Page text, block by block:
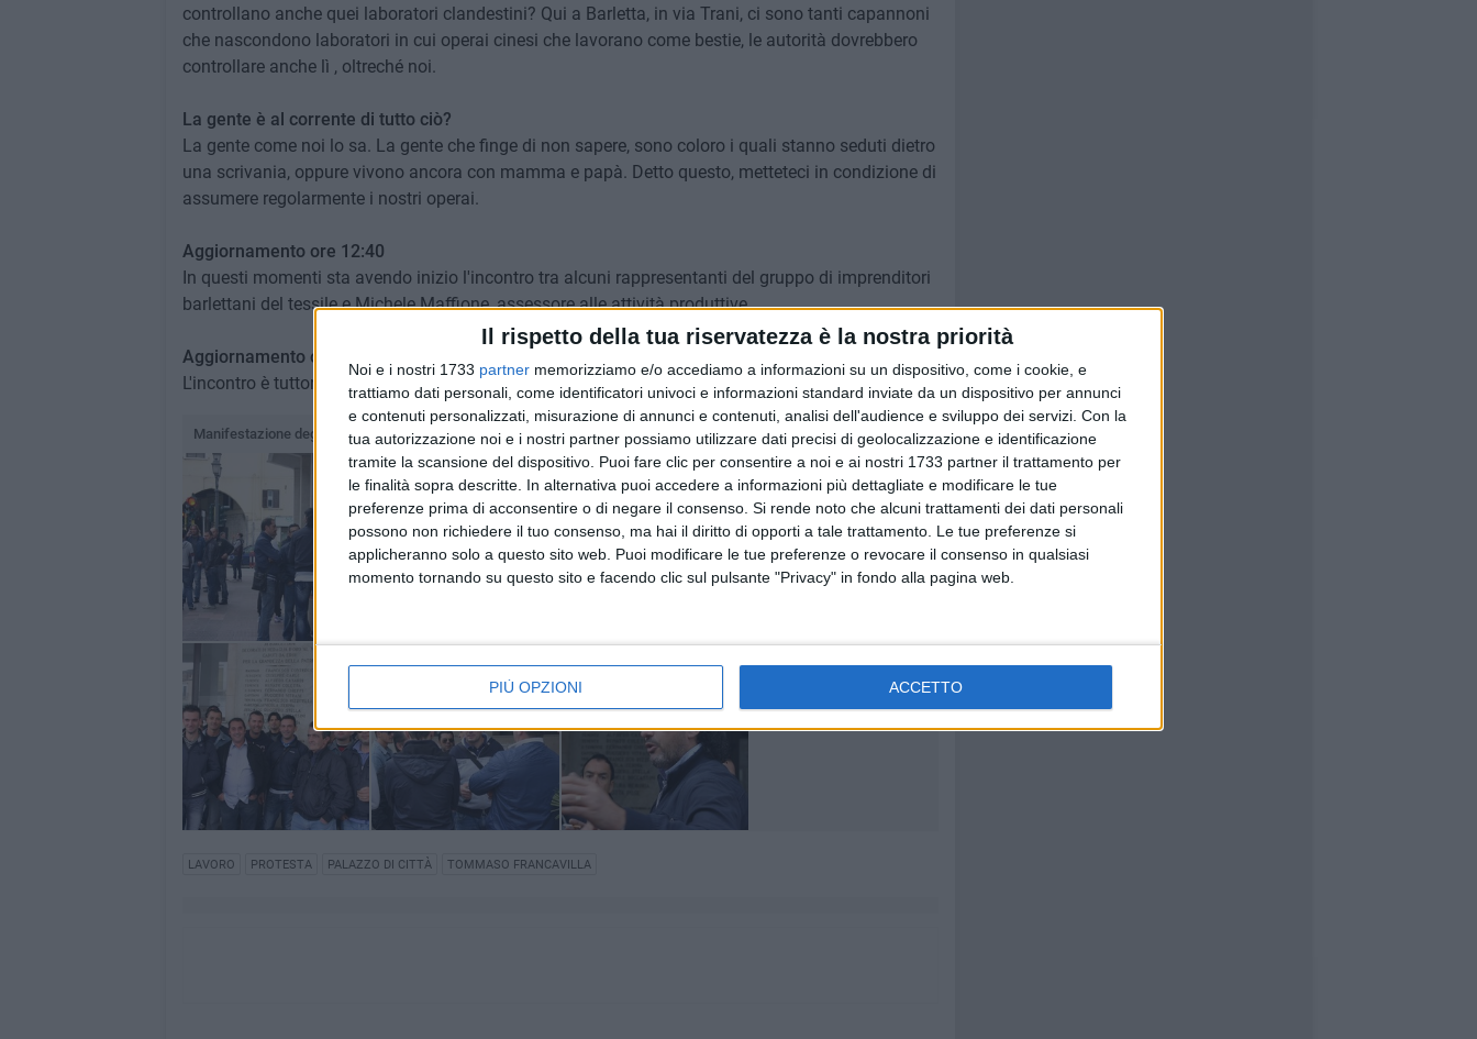
Il rispetto della tua riservatezza è la nostra priorità
Noi e i nostri 1733 partner memorizziamo e/o accediamo a informazioni su un dispositivo, come i cookie, e
trattiamo dati personali, come identificatori univoci e informazioni standard inviate da un dispositivo per annunci
e contenuti personalizzati, misurazione di annunci e contenuti, analisi dell'audience e sviluppo dei servizi. Con la
tua autorizzazione noi e i nostri partner possiamo utilizzare dati precisi di geolocalizzazione e identificazione
tramite la scansione del dispositivo. Puoi fare clic per consentire a noi e ai nostri 1733 partner il trattamento per
le finalità sopra descritte. In alternativa puoi accedere a informazioni più dettagliate e modificare le tue
preferenze prima di acconsentire o di negare il consenso. Si rende noto che alcuni trattamenti dei dati personali
possono non richiedere il tuo consenso, ma hai il diritto di opporti a tale trattamento. Le tue preferenze si
applicheranno solo a questo sito web. Puoi modificare le tue preferenze o revocare il consenso in qualsiasi
momento tornando su questo sito e facendo clic sul pulsante "Privacy" in fondo alla pagina web.
PIÙ OPZIONI ACCETTO
controllano anche quei laboratori clandestini? Qui a Barletta, in via Trani, ci sono tanti capannoni
che nascondono laboratori in cui operai cinesi che lavorano come bestie, le autorità dovrebbero
controllare anche lì , oltreché noi.
La gente è al corrente di tutto ciò?
La gente come noi lo sa. La gente che finge di non sapere, sono coloro i quali stanno seduti dietro
una scrivania, oppure vivono ancora con mamma e papà. Detto questo, metteteci in condizione di
assumere regolarmente i nostri operai.
Aggiornamento ore 12:40
In questi momenti sta avendo inizio l'incontro tra alcuni rappresentanti del gruppo di imprenditori
barlettani del tessile e Michele Maffione, assessore alle attività produttive.
Aggiornamento ore 13:20
L'incontro è tuttora in corso. Tanta attesa negli imprenditori rimasti all'esterno di Palazzo di Città.
7 FOTO
Manifestazione degli imprenditori barlettani
LAVORO PROTESTA PALAZZO DI CITTÀ TOMMASO FRANCAVILLA